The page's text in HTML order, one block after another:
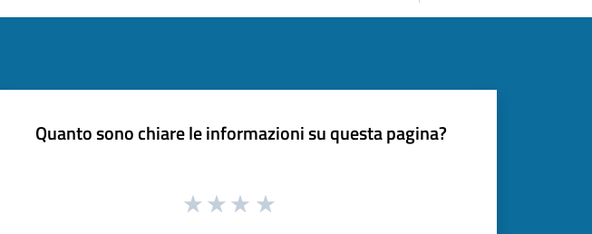
Quanto sono chiare le informazioni su questa pagina?